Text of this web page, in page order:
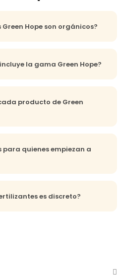
Hope son orgánicos?
la gama Green Hope?
producto de Green
para quienes empiezan a
es discreto?